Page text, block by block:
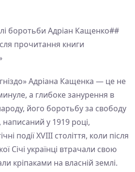
боротьби Адріан Кащенко##
прочитання книги
Адріана Кащенка — це не
а глибоке занурення в
його боротьбу за свободу
написаний у 1919 році,
події XVIII століття, коли після
Січі українці втрачали свою
кріпаками на власній землі.